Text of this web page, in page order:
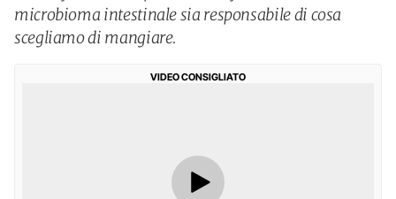
microbioma intestinale sia responsabile di cosa
scegliamo di mangiare.
VIDEO CONSIGLIATO